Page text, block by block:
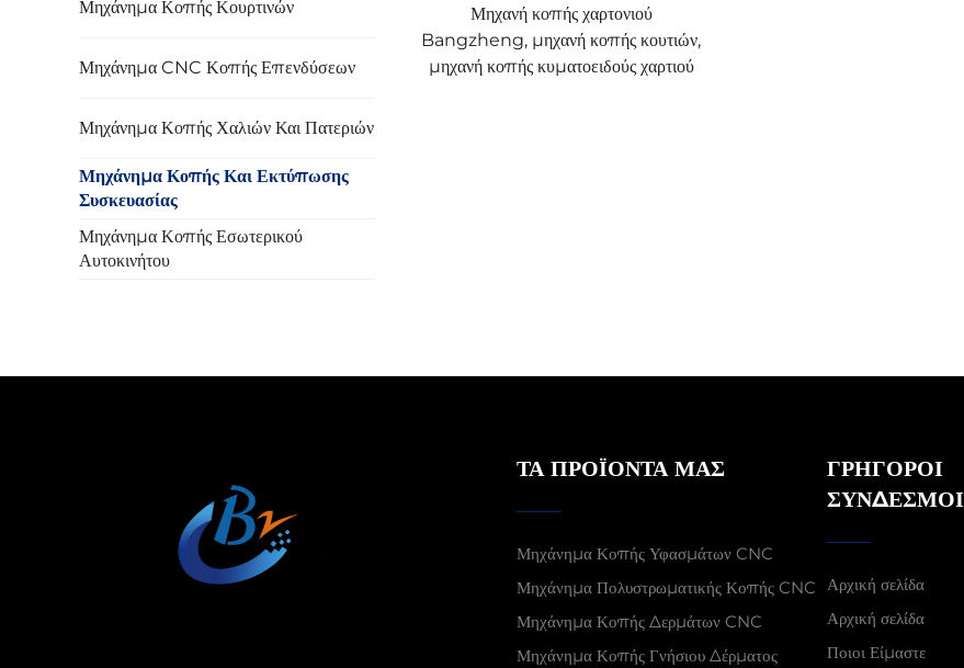
Μηχάνημα Κοπής Κουρτινών
Μηχάνημα CNC Κοπής Επενδύσεων
Μηχάνημα Κοπής Χαλιών Και Πατεριών
Μηχάνημα Κοπής Και Εκτύπωσης
Συσκευασίας
Μηχάνημα Κοπής Εσωτερικού
Αυτοκινήτου
Μηχανή κοπής χαρτονιού
Bangzheng, μηχανή κοπής κουτιών,
μηχανή κοπής κυματοειδούς χαρτιού
ΤΑ ΠΡΟΪΌΝΤΑ ΜΑΣ
Μηχάνημα Κοπής Υφασμάτων CNC
Μηχάνημα Πολυστρωματικής Κοπής CNC
Μηχάνημα Κοπής Δερμάτων CNC
Μηχάνημα Κοπής Γνήσιου Δέρματος
ΓΡΉΓΟΡΟΙ
ΣΎΝΔΕΣΜΟΙ
Αρχική σελίδα
Αρχική σελίδα
Ποιοι Είμαστε